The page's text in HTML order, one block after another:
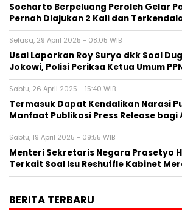
Soeharto Berpeluang Peroleh Gelar
Pernah Diajukan 2 Kali dan Terkendala
Selasa, 29 April 2025 - 08:05 WIB
Usai Laporkan Roy Suryo dkk Soal
Jokowi, Polisi Periksa Ketua Umum
Sabtu, 26 April 2025 - 15:40 WIB
Termasuk Dapat Kendalikan Narasi
Manfaat Publikasi Press Release bagi
Sabtu, 19 April 2025 - 09:55 WIB
Menteri Sekretaris Negara Prasetyo
Terkait Soal Isu Reshuffle Kabinet
BERITA TERBARU